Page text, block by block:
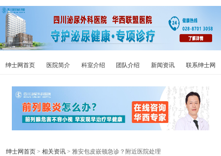
绅士网首页 医院简介 科室介绍 团队介绍 新闻资讯 联系绅士网
绅士网首页 > 相关资讯 > 雅安包皮嵌顿急诊？附近医院处理